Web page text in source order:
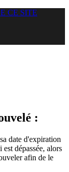
CE SITE
:
date d'expiration
dépassée, alors
afin de le